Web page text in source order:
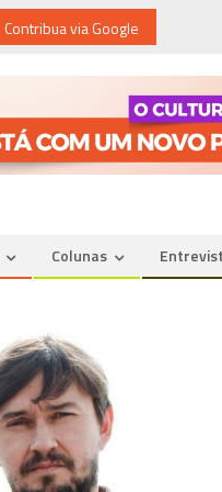
Contribua via Google
Colunas